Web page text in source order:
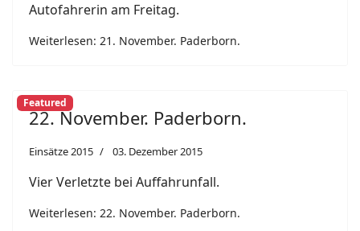
Autofahrerin am Freitag.
Weiterlesen: 21. November. Paderborn.
Featured
22. November. Paderborn.
Einsätze 2015 03. Dezember 2015
Vier Verletzte bei Auffahrunfall.
Weiterlesen: 22. November. Paderborn.